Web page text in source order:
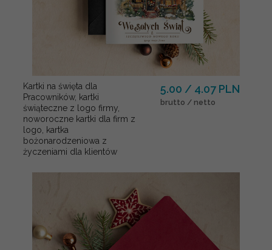
Kartki na święta dla
Pracowników, kartki
świąteczne z logo firmy,
noworoczne kartki dla firm z
logo, kartka
bożonarodzeniowa z
życzeniami dla klientów
5.00 / 4.07 PLN
brutto / netto